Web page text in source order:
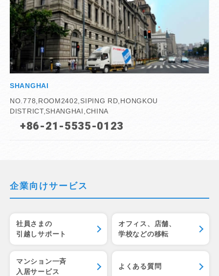
SHANGHAI
NO.778,ROOM2402,SIPING RD,HONGKOU
DISTRICT,SHANGHAI,CHINA
+86-21-5535-0123
企業向けサービス
社員さまの
引越しサポート
オフィス、店舗、
学校などの移転
マンション一斉
入居サービス
よくある質問